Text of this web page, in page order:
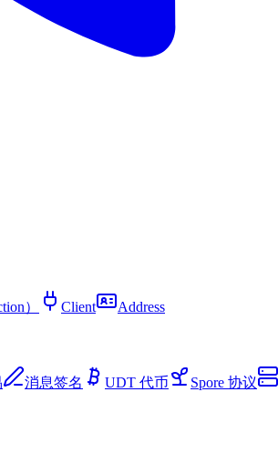
） Client Address
消息签名 UDT 代币 Spore 协议